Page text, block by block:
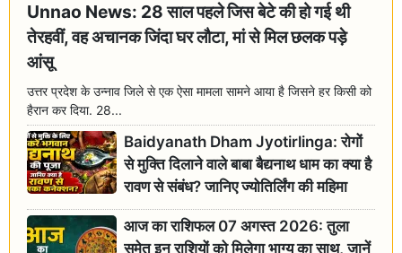
Unnao News: 28 साल पहले जिस बेटे की हो गई थी
तेरहवीं, वह अचानक जिंदा घर लौटा, मां से मिल छलक पड़े
आंसू
उत्तर प्रदेश के उन्नाव जिले से एक ऐसा मामला सामने आया है जिसने हर किसी को
हैरान कर दिया. 28...
Baidyanath Dham Jyotirlinga: रोगों
से मुक्ति दिलाने वाले बाबा बैद्यनाथ धाम का क्या है
रावण से संबंध? जानिए ज्योतिर्लिंग की महिमा
आज का राशिफल 07 अगस्त 2026: तुला
समेत इन राशियों को मिलेगा भाग्य का साथ, जानें